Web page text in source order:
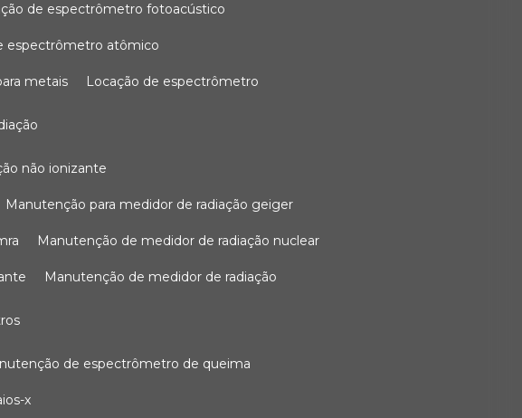
de espectrômetro fotoacústico
espectrômetro atômico
metais locação de espectrômetro
não ionizante
manutenção para medidor de radiação geiger
manutenção de medidor de radiação nuclear
manutenção de medidor de radiação
de espectrômetro de queima
x